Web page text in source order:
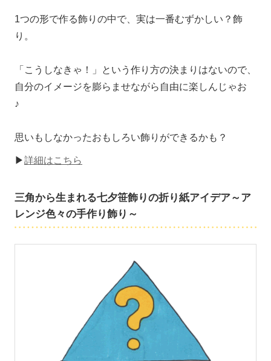
1つの形で作る飾りの中で、実は一番むずかしい？飾
り。
「こうしなきゃ！」という作り方の決まりはないので、
自分のイメージを膨らませながら自由に楽しんじゃお
♪
思いもしなかったおもしろい飾りができるかも？
▶詳細はこちら
三角から生まれる七夕笹飾りの折り紙アイデア～ア
レンジ色々の手作り飾り～